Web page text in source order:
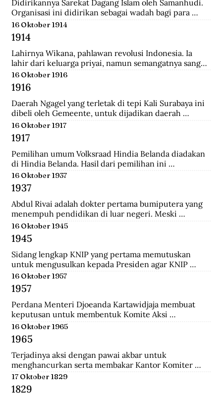
Didirikannya Sarekat Dagang Islam oleh Samanhudi.
Organisasi ini didirikan sebagai wadah bagi para
pengusaha batik di Surakarta. Organisasi ini
merupakan organisasi pertama yang lahir dari
Indonesia untuk menentang politik kekuasaan
Belanda.
16 Oktober 1914
1914
Lahirnya Wikana, pahlawan revolusi Indonesia. Ia
lahir dari keluarga priyai, namun semangatnya sangat
tinggi dalam memperjuangkan kemerdekaan dari
tangan penjajah.
16 Oktober 1916
1916
Daerah Ngagel yang terletak di tepi Kali Surabaya ini
dibeli oleh Gemeente, untuk dijadikan daerah
industri baru di Surabaya.
16 Oktober 1917
1917
Pemilihan umum Volksraad Hindia Belanda diadakan
di Hindia Belanda. Hasil dari pemilihan ini
memberikan kemenangan kepada Perkumpulan
Pembebasan Hindia Belanda yang mengalahkan Partai
Etika Kristen Protestan dan Partai Katolik Hindia.
16 Oktober 1937
1937
Abdul Rivai adalah dokter pertama bumiputera yang
menempuh pendidikan di luar negeri. Meski
menempuh pendidikan dokter, ia rajin menulis dan
mengantarkannya menjadi jurnalis. Ia pernah
mendirikan Pewarta Wolanda, sebuah surat kabar
bebahasa melayu yang ia terbitkan di Belanda.
16 Oktober 1945
1945
Sidang lengkap KNIP yang pertama memutuskan
untuk mengusulkan kepada Presiden agar KNIP
diberi hak legislatif selama MPR dan DPR belum
terbentuk.
16 Oktober 1957
1957
Perdana Menteri Djoeanda Kartawidjaja membuat
keputusan untuk membentuk Komite Aksi
Pembebasan Irian Barat di tiap penjuru Indonesia. Di
Jakarta telah berlangsung demonstrasi pemuda yang
diikuti oleh 100.000 orang untuk menuntut
pembebasan Irian Barat.
16 Oktober 1965
1965
Terjadinya aksi dengan pawai akbar untuk
menghancurkan serta membakar Kantor Komiter
Daerah Besar PKI di Jalan Pahlawan, Surabaya.
17 Oktober 1829
1829